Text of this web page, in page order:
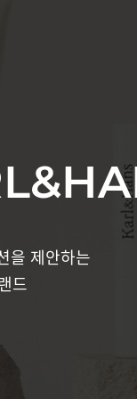
을 제안하는
드